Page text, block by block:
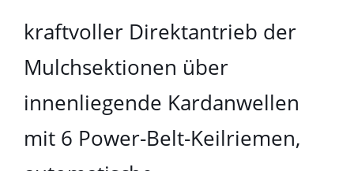
kraftvoller Direktantrieb der
Mulchsektionen über
innenliegende Kardanwellen
mit 6 Power-Belt-Keilriemen,